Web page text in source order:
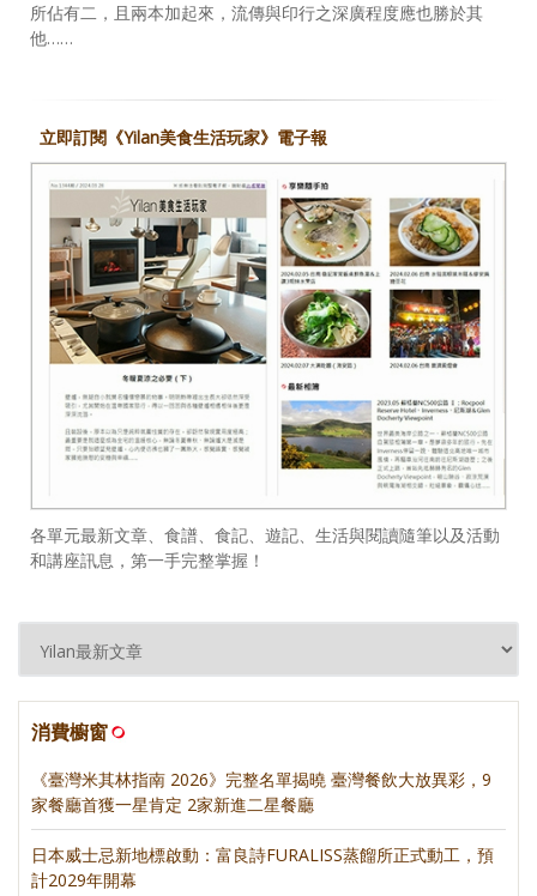
所佔有二，且兩本加起來，流傳與印行之深廣程度應也勝於其
他……
立即訂閱《Yilan美食生活玩家》電子報
各單元最新文章、食譜、食記、遊記、生活與閱讀隨筆以及活動
和講座訊息，第一手完整掌握！
消費櫥窗
《臺灣米其林指南 2026》完整名單揭曉 臺灣餐飲大放異彩，9
家餐廳首獲一星肯定 2家新進二星餐廳
日本威士忌新地標啟動：富良詩FURALISS蒸餾所正式動工，預
計2029年開幕